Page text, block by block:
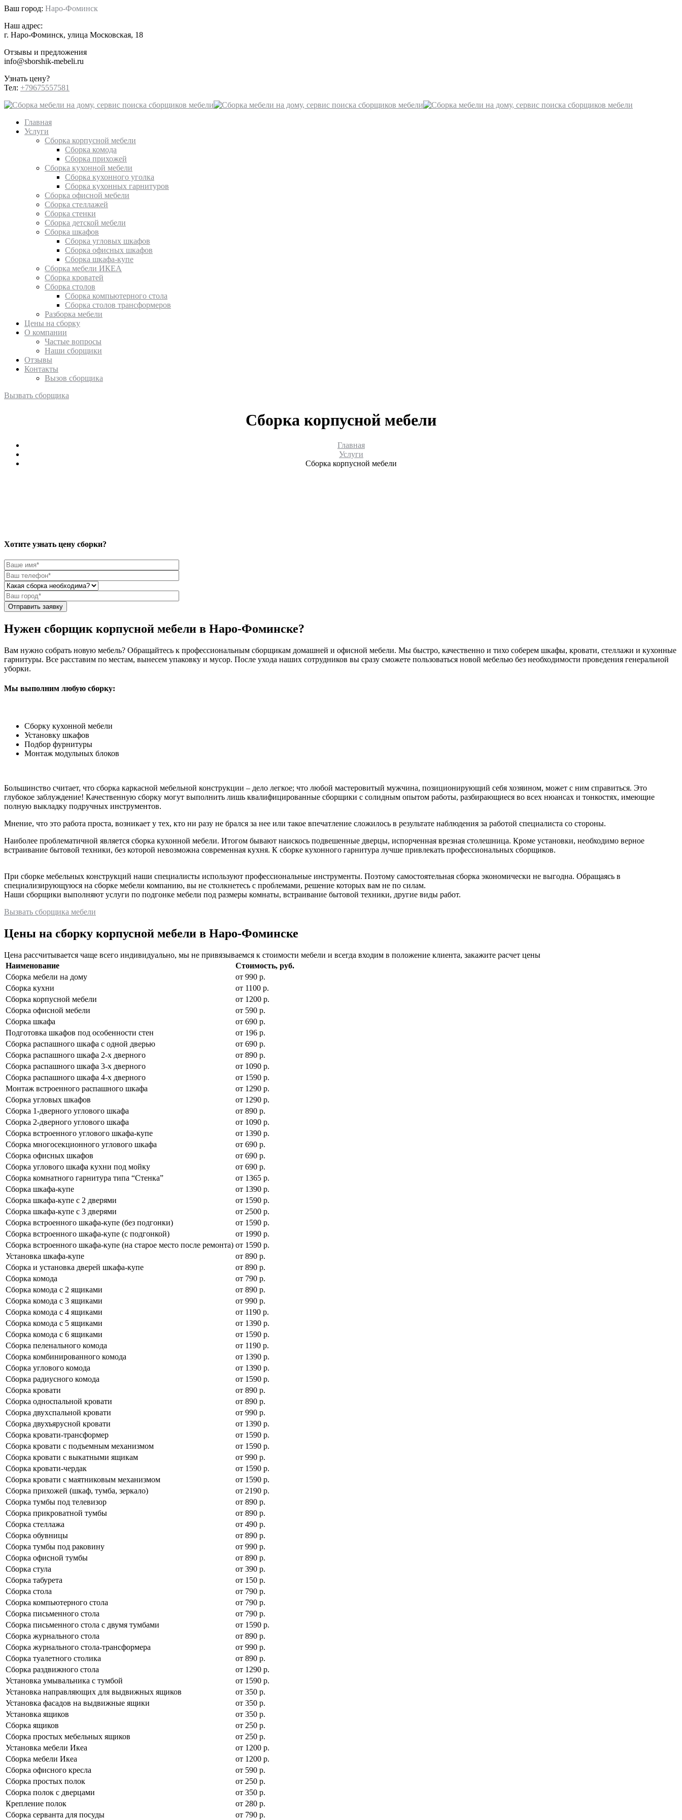
Ваш город: Наро-Фоминск
Наш адрес:
г. Наро-Фоминск, улица Московская, 18
Отзывы и предложения
info@sborshik-mebeli.ru
Узнать цену?
Тел: +79675557581
Главная
Услуги
Сборка корпусной мебели
Сборка комода
Сборка прихожей
Сборка кухонной мебели
Сборка кухонного уголка
Сборка кухонных гарнитуров
Сборка офисной мебели
Сборка стеллажей
Сборка стенки
Сборка детской мебели
Сборка шкафов
Сборка угловых шкафов
Сборка офисных шкафов
Сборка шкафа-купе
Сборка мебели ИКЕА
Сборка кроватей
Сборка столов
Сборка компьютерного стола
Сборка столов трансформеров
Разборка мебели
Цены на сборку
О компании
Частые вопросы
Наши сборщики
Отзывы
Контакты
Вызов сборщика
Вызвать сборщика
Сборка корпусной мебели
Главная
Услуги
Сборка корпусной мебели
Хотите узнать цену сборки?
Отправить заявку
Нужен сборщик корпусной мебели в Наро-Фоминске?
Вам нужно собрать новую мебель? Обращайтесь к профессиональным сборщикам домашней и офисной мебели. Мы быстро, качественно и тихо соберем шкафы, кровати, стеллажи и кухонные
гарнитуры. Все расставим по местам, вынесем упаковку и мусор. После ухода наших сотрудников вы сразу сможете пользоваться новой мебелью без необходимости проведения генеральной
уборки.
Мы выполним любую сборку:
Сборку кухонной мебели
Установку шкафов
Подбор фурнитуры
Монтаж модульных блоков
Большинство считает, что сборка каркасной мебельной конструкции – дело легкое; что любой мастеровитый мужчина, позиционирующий себя хозяином, может с ним справиться. Это
глубокое заблуждение! Качественную сборку могут выполнить лишь квалифицированные сборщики с солидным опытом работы, разбирающиеся во всех нюансах и тонкостях, имеющие
полную выкладку подручных инструментов.
Мнение, что это работа проста, возникает у тех, кто ни разу не брался за нее или такое впечатление сложилось в результате наблюдения за работой специалиста со стороны.
Наиболее проблематичной является сборка кухонной мебели. Итогом бывают наискось подвешенные дверцы, испорченная врезная столешница. Кроме установки, необходимо верное
встраивание бытовой техники, без которой невозможна современная кухня. К сборке кухонного гарнитура лучше привлекать профессиональных сборщиков.
При сборке мебельных конструкций наши специалисты используют профессиональные инструменты. Поэтому самостоятельная сборка экономически не выгодна. Обращаясь в
специализирующуюся на сборке мебели компанию, вы не столкнетесь с проблемами, решение которых вам не по силам.
Наши сборщики выполняют услуги по подгонке мебели под размеры комнаты, встраивание бытовой техники, другие виды работ.
Вызвать сборщика мебели
Цены на сборку корпусной мебели в Наро-Фоминске
Цена рассчитывается чаще всего индивидуально, мы не привязываемся к стоимости мебели и всегда входим в положение клиента, закажите расчет цены
Наименование
Стоимость, руб.
Сборка мебели на дому
от 990 р.
Сборка кухни
от 1100 р.
Сборка корпусной мебели
от 1200 р.
Сборка офисной мебели
от 590 р.
Сборка шкафа
от 690 р.
Подготовка шкафов под особенности стен
от 196 р.
Сборка распашного шкафа с одной дверью
от 690 р.
Сборка распашного шкафа 2-х дверного
от 890 р.
Сборка распашного шкафа 3-х дверного
от 1090 р.
Сборка распашного шкафа 4-х дверного
от 1590 р.
Монтаж встроенного распашного шкафа
от 1290 р.
Сборка угловых шкафов
от 1290 р.
Сборка 1-дверного углового шкафа
от 890 р.
Сборка 2-дверного углового шкафа
от 1090 р.
Сборка встроенного углового шкафа-купе
от 1390 р.
Сборка многосекционного углового шкафа
от 690 р.
Сборка офисных шкафов
от 690 р.
Сборка углового шкафа кухни под мойку
от 690 р.
Сборка комнатного гарнитура типа “Стенка”
от 1365 р.
Сборка шкафа-купе
от 1390 р.
Сборка шкафа-купе с 2 дверями
от 1590 р.
Сборка шкафа-купе с 3 дверями
от 2500 р.
Сборка встроенного шкафа-купе (без подгонки)
от 1590 р.
Сборка встроенного шкафа-купе (с подгонкой)
от 1990 р.
Сборка встроенного шкафа-купе (на старое место после ремонта) от 1590 р.
Установка шкафа-купе
от 890 р.
Сборка и установка дверей шкафа-купе
от 890 р.
Сборка комода
от 790 р.
Сборка комода с 2 ящиками
от 890 р.
Сборка комода с 3 ящиками
от 990 р.
Сборка комода с 4 ящиками
от 1190 р.
Сборка комода с 5 ящиками
от 1390 р.
Сборка комода с 6 ящиками
от 1590 р.
Сборка пеленального комода
от 1190 р.
Сборка комбинированного комода
от 1390 р.
Сборка углового комода
от 1390 р.
Сборка радиусного комода
от 1590 р.
Сборка кровати
от 890 р.
Сборка односпальной кровати
от 890 р.
Сборка двухспальной кровати
от 990 р.
Сборка двухъярусной кровати
от 1390 р.
Сборка кровати-трансформер
от 1590 р.
Сборка кровати с подъемным механизмом
от 1590 р.
Сборка кровати с выкатными ящикам
от 990 р.
Сборка кровати-чердак
от 1590 р.
Сборка кровати с маятниковым механизмом
от 1590 р.
Сборка прихожей (шкаф, тумба, зеркало)
от 2190 р.
Сборка тумбы под телевизор
от 890 р.
Сборка прикроватной тумбы
от 890 р.
Сборка стеллажа
от 490 р.
Сборка обувницы
от 890 р.
Сборка тумбы под раковину
от 990 р.
Сборка офисной тумбы
от 890 р.
Сборка стула
от 390 р.
Сборка табурета
от 150 р.
Сборка стола
от 790 р.
Сборка компьютерного стола
от 790 р.
Сборка письменного стола
от 790 р.
Сборка письменного стола с двумя тумбами
от 1590 р.
Сборка журнального стола
от 890 р.
Сборка журнального стола-трансформера
от 990 р.
Сборка туалетного столика
от 890 р.
Сборка раздвижного стола
от 1290 р.
Установка умывальника с тумбой
от 1590 р.
Установка направляющих для выдвижных ящиков
от 350 р.
Установка фасадов на выдвижные ящики
от 350 р.
Установка ящиков
от 350 р.
Сборка ящиков
от 250 р.
Сборка простых мебельных ящиков
от 250 р.
Установка мебели Икеа
от 1200 р.
Сборка мебели Икеа
от 1200 р.
Сборка офисного кресла
от 590 р.
Сборка простых полок
от 250 р.
Сборка полок с дверцами
от 350 р.
Крепление полок
от 280 р.
Сборка серванта для посуды
от 790 р.